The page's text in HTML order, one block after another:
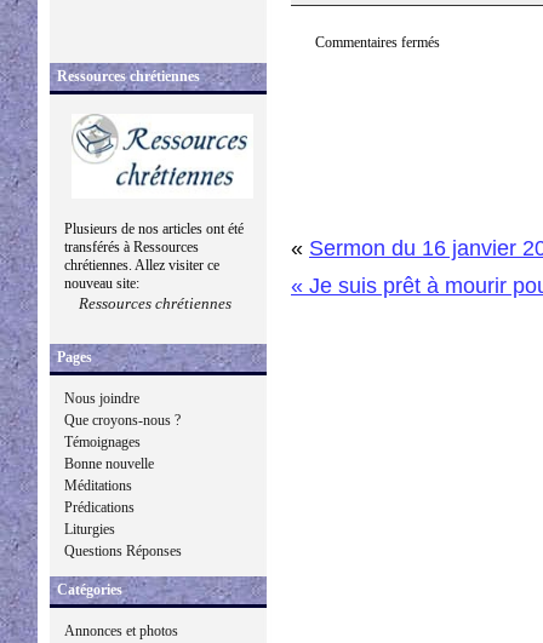
Ressources chrétiennes
Plusieurs de nos articles ont été
transférés à Ressources
chrétiennes. Allez visiter ce
nouveau site:
Ressources chrétiennes
Pages
Nous joindre
Que croyons-nous ?
Témoignages
Bonne nouvelle
Méditations
Prédications
Liturgies
Questions Réponses
Catégories
Annonces et photos
Commentaires fermés
« Sermon du 16 janvier
« Je suis prêt à mourir